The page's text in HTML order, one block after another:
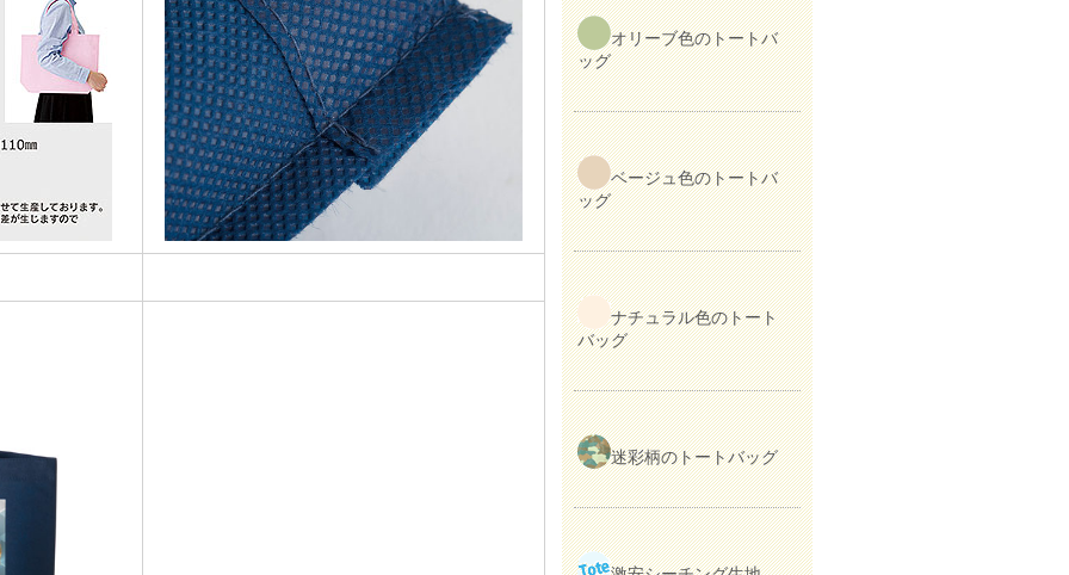
オリーブ色のトートバ
ッグ
ベージュ色のトートバ
ッグ
ナチュラル色のトート
バッグ
迷彩柄のトートバッグ